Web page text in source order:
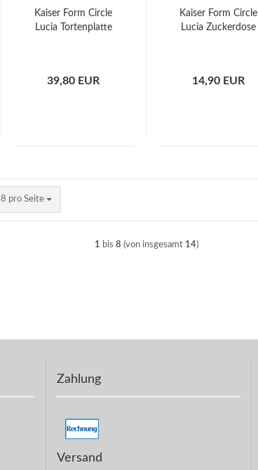
Kaiser Form Circle
Lucia Tortenplatte
39,80 EUR
Kaiser Form Circle
Lucia Zuckerdose
14,90 EUR
8 pro Seite
pro Seite
1 bis 8 (von insgesamt 14)
Zahlung
Versand